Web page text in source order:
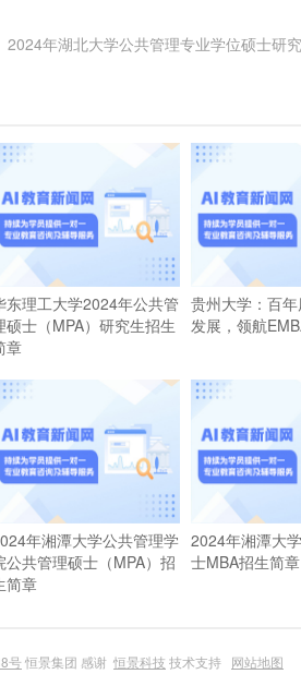
2024年湖北大学公共管理专业学位硕士研
东理工大学2024年公共管
硕士（MPA）研究生招生
章
贵州大学：百
发展，领航
年湘潭大学公共管理学
公共管理硕士（MPA）招
简章
2024年湘潭大
士MBA招生简章
号恒景集团 感谢 恒景科技 技术支持 网站地图